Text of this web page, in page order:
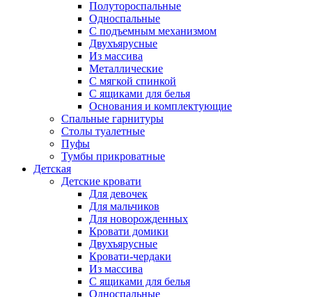
Полутороспальные
Односпальные
С подъемным механизмом
Двухъярусные
Из массива
Металлические
С мягкой спинкой
С ящиками для белья
Основания и комплектующие
Спальные гарнитуры
Столы туалетные
Пуфы
Тумбы прикроватные
Детская
Детские кровати
Для девочек
Для мальчиков
Для новорожденных
Кровати домики
Двухъярусные
Кровати-чердаки
Из массива
С ящиками для белья
Односпальные